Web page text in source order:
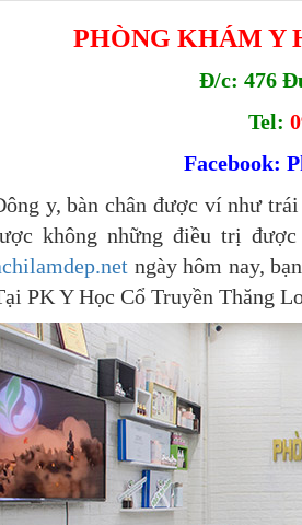
PHÒNG KHÁM Y
Đ/c: 476
Tel:
Facebook:
y, bàn chân được ví như
không những điều trị
ngày hôm nay,
PK Y Học Cổ Truyền Thăng